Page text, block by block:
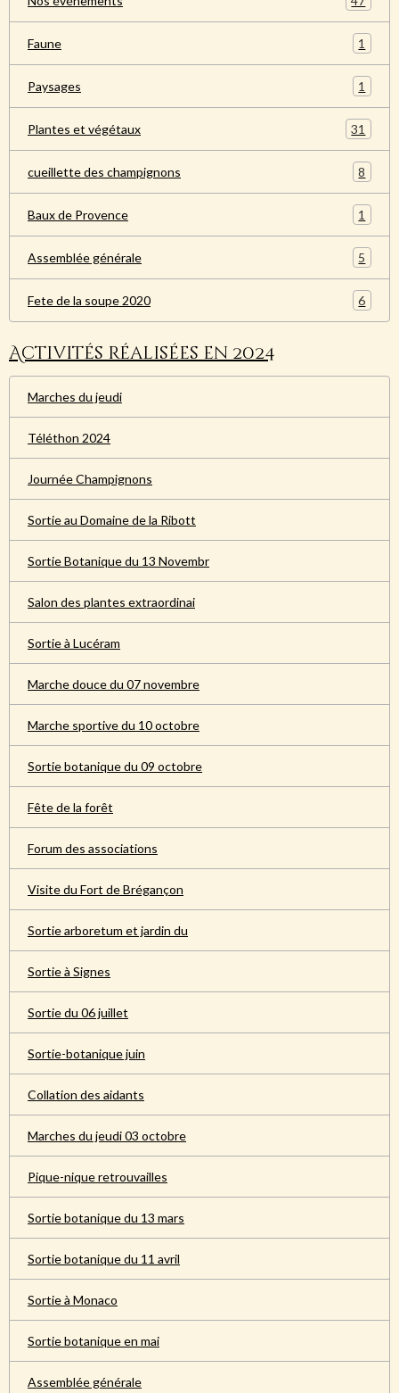
Faune 1
Paysages 1
Plantes et végétaux 31
cueillette des champignons 8
Baux de Provence 1
Assemblée générale 5
Fete de la soupe 2020 6
Activités réalisées en 2024
Marches du jeudi
Téléthon 2024
Journée Champignons
Sortie au Domaine de la Ribott
Sortie Botanique du 13 Novembr
Salon des plantes extraordinai
Sortie à Lucéram
Marche douce du 07 novembre
Marche sportive du 10 octobre
Sortie botanique du 09 octobre
Fête de la forêt
Forum des associations
Visite du Fort de Brégançon
Sortie arboretum et jardin du
Sortie à Signes
Sortie du 06 juillet
Sortie-botanique juin
Collation des aidants
Marches du jeudi 03 octobre
Pique-nique retrouvailles
Sortie botanique du 13 mars
Sortie botanique du 11 avril
Sortie à Monaco
Sortie botanique en mai
Assemblée générale